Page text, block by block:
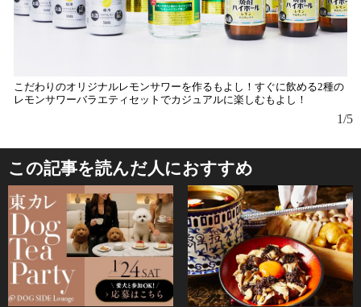
こだわりのオリジナルレモンサワーを作るもよし！すぐに飲める2種の
レモンサワーバラエティセットでカジュアルに楽しむもよし！
1/5
この記事を読んだ人におすすめ